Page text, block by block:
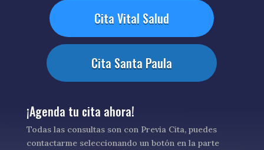
Cita Vital Salud
Cita Santa Paula
¡Agenda tu cita ahora!
Todas las consultas son con Previa Cita, puedes
contactarme seleccionando un botón en la parte